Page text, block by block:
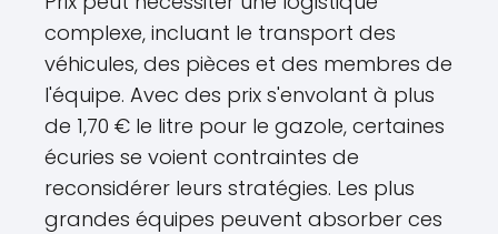
complexe, incluant le transport des
véhicules, des pièces et des membres de
l'équipe. Avec des prix s'envolant à plus
de 1,70 € le litre pour le gazole, certaines
écuries se voient contraintes de
reconsidérer leurs stratégies. Les plus
grandes équipes peuvent absorber ces